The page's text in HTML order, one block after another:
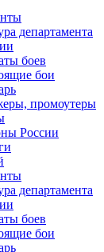
департамента
боев
бои
промоутеры
России
департамента
боев
бои